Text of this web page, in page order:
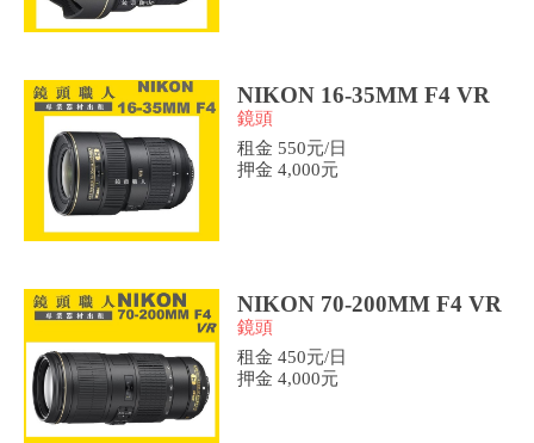
NIKON 16-35MM F4 VR
鏡頭
租金 550元/日
押金 4,000元
NIKON 70-200MM F4 VR
鏡頭
租金 450元/日
押金 4,000元